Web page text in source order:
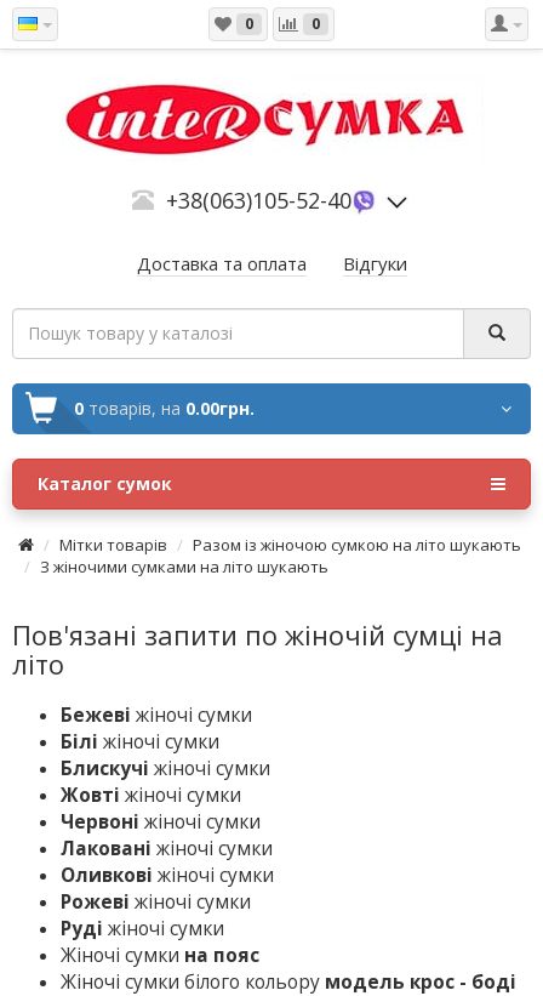
0 0
+38(063)105-52-40
Доставка та оплата Відгуки
0 товарів, на 0.00грн.
Каталог сумок
Мітки товарів
Разом із жіночою сумкою на літо шукають
З жіночими сумками на літо шукають
Пов'язані запити по жіночій сумці на
літо
Бежеві жіночі сумки
Білі жіночі сумки
Блискучі жіночі сумки
Жовті жіночі сумки
Червоні жіночі сумки
Лаковані жіночі сумки
Оливкові жіночі сумки
Рожеві жіночі сумки
Руді жіночі сумки
Жіночі сумки на пояс
Жіночі сумки білого кольору модель крос - боді